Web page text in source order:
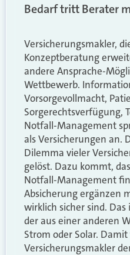
Bedarf tritt Berater
Versicherungsmakler,
Konzeptberatung
andere Ansprache-
Wettbewerb.
Vorsorgevollmacht,
Sorgerechtsverfügung,
Notfall-Management
als Versicherungen an.
Dilemma vieler
gelöst. Dazu kommt,
Notfall-Management
Absicherung ergänzen
wirklich sicher sind.
der aus einer anderen
Strom oder Solar.
Versicherungsmakler